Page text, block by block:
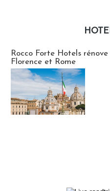
Rocco Forte Hotels
Florence et Rome